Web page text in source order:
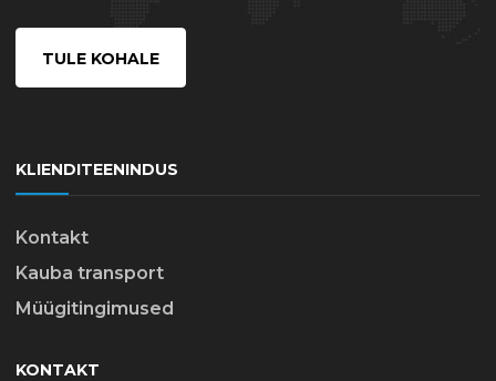
TULE KOHALE
KLIENDITEENINDUS
Kontakt
Kauba transport
Müügitingimused
KONTAKT